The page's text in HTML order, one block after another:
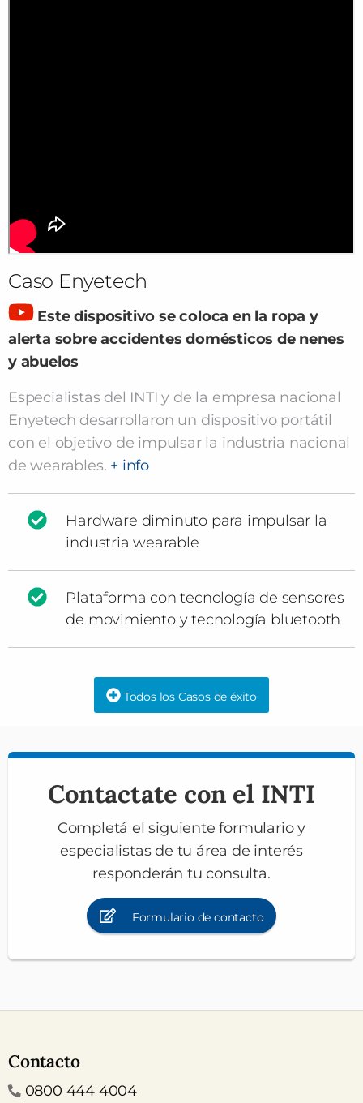
Caso Enyetech
Este dispositivo se coloca en la ropa y
alerta sobre accidentes domésticos de nenes
y abuelos
Especialistas del INTI y de la empresa nacional
Enyetech desarrollaron un dispositivo portátil
con el objetivo de impulsar la industria nacional
de wearables. + info
Hardware diminuto para impulsar la
industria wearable
Plataforma con tecnología de sensores
de movimiento y tecnología bluetooth
Todos los Casos de éxito
Contactate con el INTI
Completá el siguiente formulario y
especialistas de tu área de interés
responderán tu consulta.
Formulario de contacto
Contacto
Teléfono
0800 444 4004